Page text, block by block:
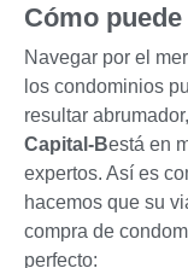
Cómo
Navegar por el
los condominios
resultar
Capital-Bestá en
expertos. Así es
hacemos que su
compra de
perfecto: